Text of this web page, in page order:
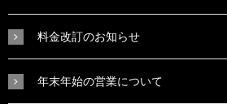
料金改訂のお知らせ
年末年始の営業について